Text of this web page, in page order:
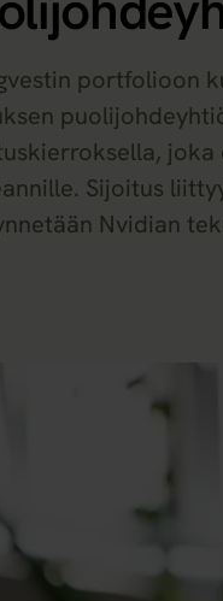
portfolioon
joka
Sijoitus
Nvidian